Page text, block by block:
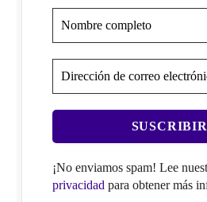
¡No enviamos spam! Lee
privacidad para obtener más